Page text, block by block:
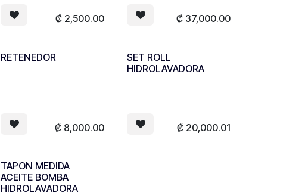
₡ 2,500.00 ₡ 37,000.00
RETENEDOR
₡ 8,000.00
SET ROLL
HIDROLAVADORA
₡ 20,000.01
TAPON MEDIDA
ACEITE BOMBA
HIDROLAVADORA